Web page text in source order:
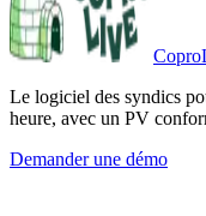
Le logiciel des syndics
heure, avec un PV
Demander une démo